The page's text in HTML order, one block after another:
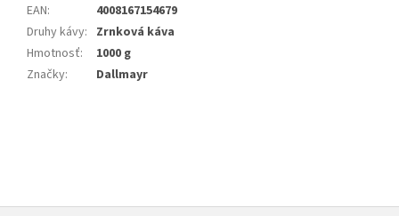
EAN:
4008167154679
Druhy kávy: Zrnková káva
Hmotnosť:
1000 g
Značky: Dallmayr